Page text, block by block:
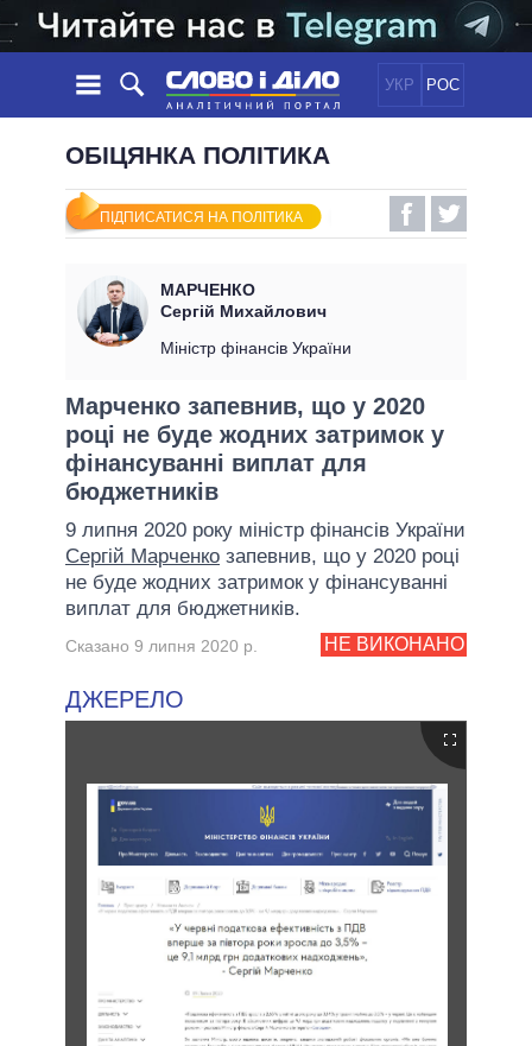
УКР РОС
НОВИНИ
СТРІЧКА
ПОДІЇ
ДУМКИ
ОГЛЯДИ
ПОЛІТИКА
ЕКОНОМІКА
СВІТ
ОБIЦЯНКИ
УСІ ПОЛІТИКИ
ПРЕЗИДЕНТ І ОФІС
КАБІНЕТ МІНІСТРІВ
ГОЛОВИ ОБЛАДМІНІСТРАЦІЙ
МЕРИ МІСТ
ІНФОГРАФІКА
ВІДЕО
ПІДТРИМАТИ
ПОРІВНЯННЯ ПОЛІТИКІВ
ОБІЦЯНКА ПОЛІТИКА
ПІДПИСАТИСЯ НА ПОЛІТИКА
МАРЧЕНКО
Сергій Михайлович
Міністр фінансів України
Марченко запевнив, що у 2020
році не буде жодних затримок у
фінансуванні виплат для
бюджетників
9 липня 2020 року міністр фінансів України
Сергій Марченко запевнив, що у 2020 році
не буде жодних затримок у фінансуванні
виплат для бюджетників.
НЕ ВИКОНАНО
Сказано 9 липня 2020 р.
ДЖЕРЕЛО